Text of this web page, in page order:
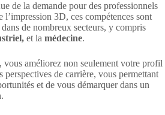
de la demande pour des professionnels
l’impression 3D, ces compétences sont
de nombreux secteurs, y compris
et la médecine.
améliorez non seulement votre profil
perspectives de carrière, vous permettant
et de vous démarquer dans un